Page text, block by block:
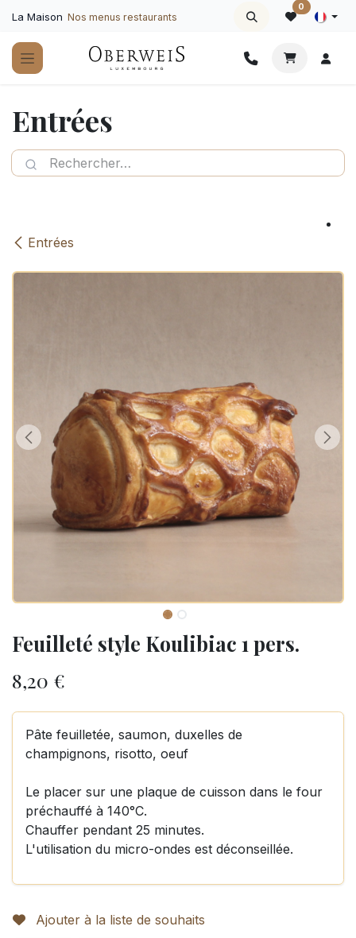
La Maison Nos menus restaurants
0
Entrées
Entrées
Feuilleté style Koulibiac 1 pers.
8,20 €
Pâte feuilletée, saumon, duxelles de
champignons, risotto, oeuf
Le placer sur une plaque de cuisson dans le four
préchauffé à 140°C.
Chauffer pendant 25 minutes.
L'utilisation du micro-ondes est déconseillée.
Ajouter à la liste de souhaits